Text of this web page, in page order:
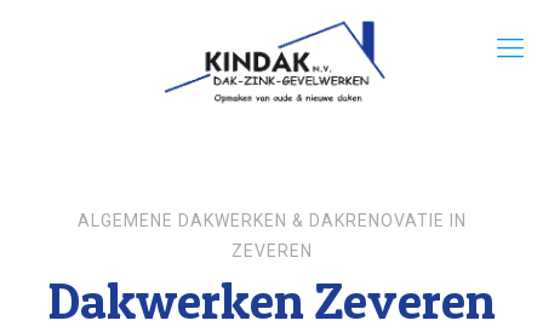
ALGEMENE DAKWERKEN & DAKRENOVATIE IN
ZEVEREN
Dakwerken Zeveren